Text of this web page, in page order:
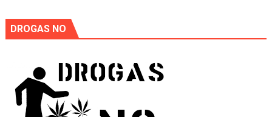
DROGAS NO